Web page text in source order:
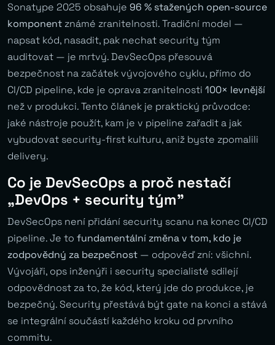
Sonatype 2025 obsahuje 96 % stažených open-source
komponent známé zranitelnosti. Tradiční model —
napsat kód, nasadit, pak nechat security tým
auditovat — je mrtvý. DevSecOps přesouvá
bezpečnost na začátek vývojového cyklu, přímo do
CI/CD pipeline, kde je oprava zranitelnosti 100× levnější
než v produkci. Tento článek je praktický průvodce:
jaké nástroje použít, kam je v pipeline zařadit a jak
vybudovat security-first kulturu, aniž byste zpomalili
delivery.
Co je DevSecOps a proč nestačí
„DevOps + security tým”
DevSecOps není přidání security scanu na konec CI/CD
pipeline. Je to fundamentální změna v tom, kdo je
zodpovědný za bezpečnost — odpověď zní: všichni.
Vývojáři, ops inženýři i security specialisté sdílejí
odpovědnost za to, že kód, který jde do produkce, je
bezpečný. Security přestává být gate na konci a stává
se integrální součástí každého kroku od prvního
commitu.